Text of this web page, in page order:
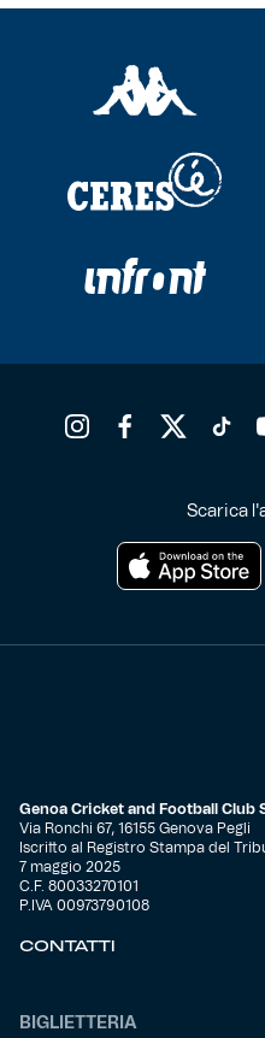
Scarica
Genoa Cricket and Football Club
Via Ronchi 67, 16155 Genova Pegli
Iscritto al Registro Stampa del
7 maggio 2025
C.F. 80033270101
P.IVA 00973790108
CONTATTI
BIGLIETTERIA